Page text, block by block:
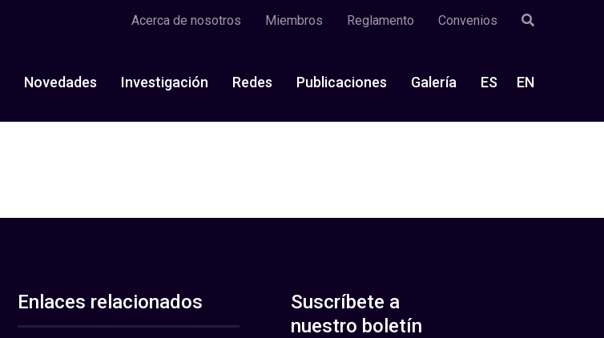
Acerca de nosotros Miembros Reglamento Convenios
Novedades Investigación Redes Publicaciones Galería ES EN
Enlaces relacionados
Suscríbete a
nuestro boletín